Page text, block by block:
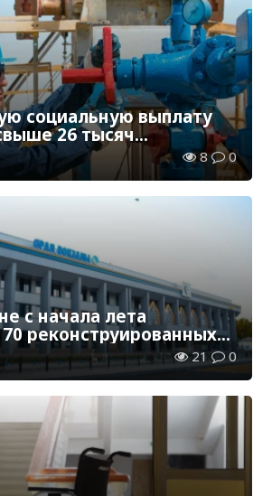
социальную выплату
26 тысяч
занятых во вредных8 0
с начала лета
реконструированных
вокзалов
21 0